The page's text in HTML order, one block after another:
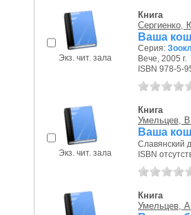
Экз. чит. зала
Книга
Сергиенко,
Ваша
Серия:
Вече, 2005 г.
ISBN 978-5-
Экз. чит. зала
Книга
Умельцев,
Ваша
Славянский
ISBN
Книга
Умельцев,